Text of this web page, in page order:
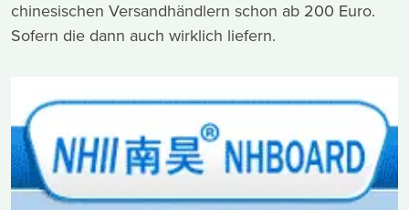
chinesischen Versandhändlern schon ab 200 Euro.
Sofern die dann auch wirklich liefern.